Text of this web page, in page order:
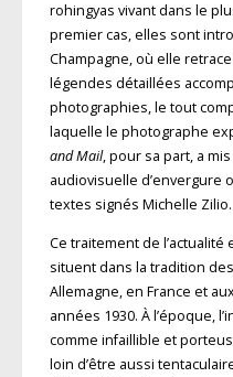
rohingyas vivant dans le
premier cas, elles sont
Champagne, où elle
légendes détaillées
photographies, le tout
laquelle le photographe
and Mail, pour sa part, a
audiovisuelle d’envergure
textes signés Michelle Zilio.
Ce traitement de
situent dans la tradition
Allemagne, en France et
années 1930. À l’époque,
comme infaillible et
loin d’être aussi